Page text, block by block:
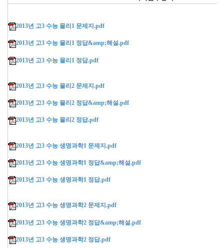
2013년 고3 수능 물리1 문제지.pdf
2013년 고3 수능 물리1 정답&amp;해설.pdf
2013년 고3 수능 물리1 정답.pdf
2013년 고3 수능 물리2 문제지.pdf
2013년 고3 수능 물리2 정답&amp;해설.pdf
2013년 고3 수능 물리2 정답.pdf
2013년 고3 수능 생명과학1 문제지.pdf
2013년 고3 수능 생명과학1 정답&amp;해설.pdf
2013년 고3 수능 생명과학1 정답.pdf
2013년 고3 수능 생명과학2 문제지.pdf
2013년 고3 수능 생명과학2 정답&amp;해설.pdf
2013년 고3 수능 생명과학2 정답.pdf